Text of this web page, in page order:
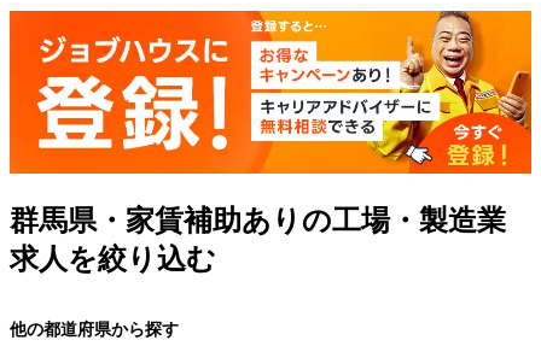
群馬県・家賃補助ありの工場・製造業
求人を絞り込む
他の都道府県から探す